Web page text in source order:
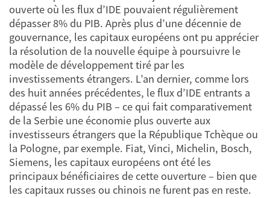
ouverte où les flux d’IDE pouvaient régulièrement
dépasser 8% du PIB. Après plus d’une décennie de
gouvernance, les capitaux européens ont pu apprécier
la résolution de la nouvelle équipe à poursuivre le
modèle de développement tiré par les
investissements étrangers. L’an dernier, comme lors
des huit années précédentes, le flux d’IDE entrants a
dépassé les 6% du PIB – ce qui fait comparativement
de la Serbie une économie plus ouverte aux
investisseurs étrangers que la République Tchèque ou
la Pologne, par exemple. Fiat, Vinci, Michelin, Bosch,
Siemens, les capitaux européens ont été les
principaux bénéficiaires de cette ouverture – bien que
les capitaux russes ou chinois ne furent pas en reste.